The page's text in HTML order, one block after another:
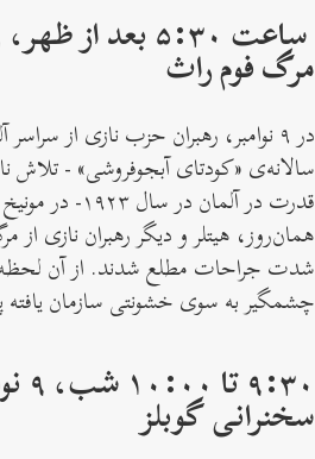
مرگ فوم راث
در ۹ نوامبر، رهبران حزب نازی از
سالانه‌ی «کودتای آبجوفروشی» - تلاش
قدرت در آلمان
همان‌روز، هیتلر و دیگر رهبران نازی از
شدت جراحات مطلع شدند. از آن
چشمگیر به سوی خشونتی سازمان
سخنرانی گوبلز